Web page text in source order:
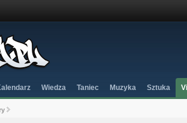
Wiedza Taniec Muzyka Sztuka